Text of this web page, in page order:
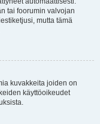
tai foorumin valvojan
mutta tämä
kuvakkeita joiden on
käyttöoikeudet